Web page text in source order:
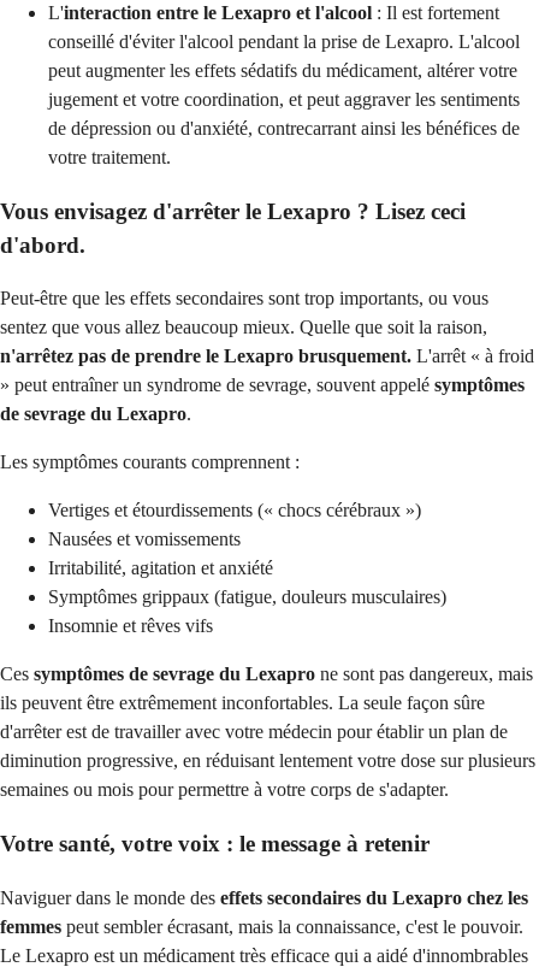
L'interaction entre le Lexapro et l'alcool : Il est fortement
conseillé d'éviter l'alcool pendant la prise de Lexapro. L'alcool
peut augmenter les effets sédatifs du médicament, altérer votre
jugement et votre coordination, et peut aggraver les sentiments
de dépression ou d'anxiété, contrecarrant ainsi les bénéfices de
votre traitement.
Vous envisagez d'arrêter le Lexapro ? Lisez ceci
d'abord.
Peut-être que les effets secondaires sont trop importants, ou vous
sentez que vous allez beaucoup mieux. Quelle que soit la raison,
n'arrêtez pas de prendre le Lexapro brusquement. L'arrêt « à froid
» peut entraîner un syndrome de sevrage, souvent appelé symptômes
de sevrage du Lexapro.
Les symptômes courants comprennent :
Vertiges et étourdissements (« chocs cérébraux »)
Nausées et vomissements
Irritabilité, agitation et anxiété
Symptômes grippaux (fatigue, douleurs musculaires)
Insomnie et rêves vifs
Ces symptômes de sevrage du Lexapro ne sont pas dangereux, mais
ils peuvent être extrêmement inconfortables. La seule façon sûre
d'arrêter est de travailler avec votre médecin pour établir un plan de
diminution progressive, en réduisant lentement votre dose sur plusieurs
semaines ou mois pour permettre à votre corps de s'adapter.
Votre santé, votre voix : le message à retenir
Naviguer dans le monde des effets secondaires du Lexapro chez les
femmes peut sembler écrasant, mais la connaissance, c'est le pouvoir.
Le Lexapro est un médicament très efficace qui a aidé d'innombrables